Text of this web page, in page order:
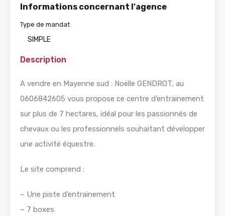
Informations concernant l'agence
Type de mandat
SIMPLE
Description
A vendre en Mayenne sud : Noëlle GENDROT, au
0606842605 vous propose ce centre d’entrainement
sur plus de 7 hectares, idéal pour les passionnés de
chevaux ou les professionnels souhaitant développer
une activité équestre.
Le site comprend :
– Une piste d’entrainement
– 7 boxes